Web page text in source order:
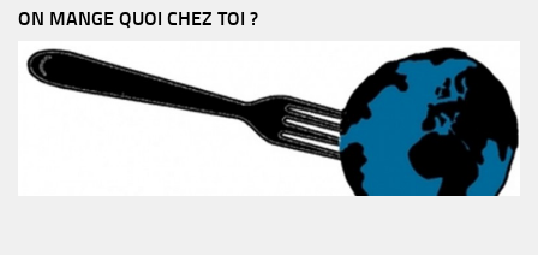
ON MANGE QUOI CHEZ TOI ?